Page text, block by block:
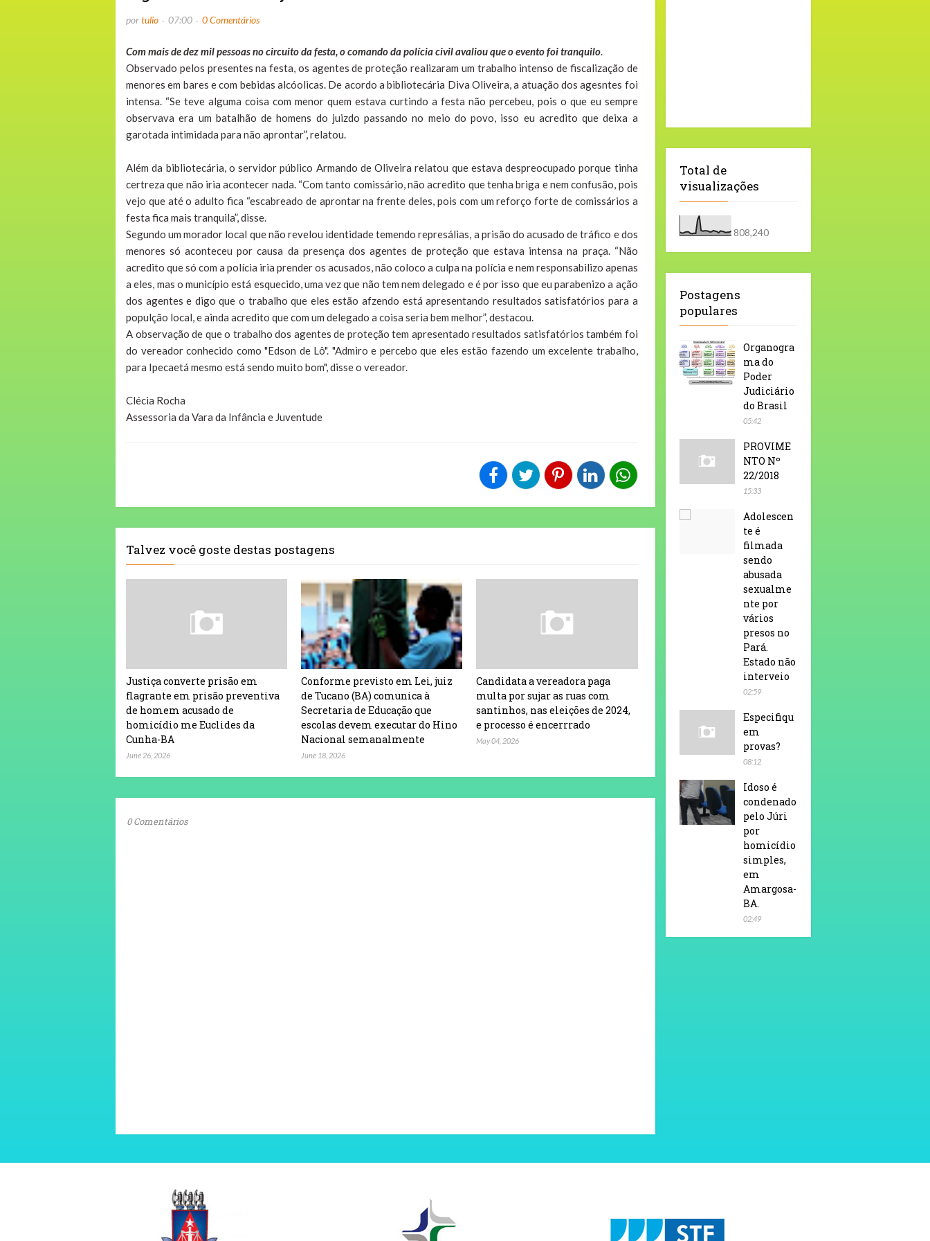
portulio 07:00 0 Comentários
Com mais de dez mil pessoas no circuito da festa, o comando da polícia civil avaliou que o evento foi tranquilo.
Observado pelos presentes na festa, os agentes de proteção realizaram um trabalho intenso de fiscalização de
menores em bares e com bebidas alcóolicas. De acordo a bibliotecária Diva Oliveira, a atuação dos agesntes foi
intensa. “Se teve alguma coisa com menor quem estava curtindo a festa não percebeu, pois o que eu sempre
observava era um batalhão de homens do juizdo passando no meio do povo, isso eu acredito que deixa a
garotada intimidada para não aprontar”, relatou.
Além da bibliotecária, o servidor público Armando de Oliveira relatou que estava despreocupado porque tinha
certreza que não iria acontecer nada. “Com tanto comissário, não acredito que tenha briga e nem confusão, pois
vejo que até o adulto fica “escabreado de aprontar na frente deles, pois com um reforço forte de comissários a
festa fica mais tranquila”, disse.
Segundo um morador local que não revelou identidade temendo represálias, a prisão do acusado de tráfico e dos
menores só aconteceu por causa da presença dos agentes de proteção que estava intensa na praça. “Não
acredito que só com a polícia iria prender os acusados, não coloco a culpa na polícia e nem responsabilizo apenas
a eles, mas o município está esquecido, uma vez que não tem nem delegado e é por isso que eu parabenizo a ação
dos agentes e digo que o trabalho que eles estão afzendo está apresentando resultados satisfatórios para a
populção local, e ainda acredito que com um delegado a coisa seria bem melhor”, destacou.
A observação de que o trabalho dos agentes de proteção tem apresentado resultados satisfatórios também foi
do vereador conhecido como "Edson de Lô". "Admiro e percebo que eles estão fazendo um excelente trabalho,
para Ipecaetá mesmo está sendo muito bom", disse o vereador.
Clécia Rocha
Assessoria da Vara da Infância e Juventude
Talvez você goste destas postagens
Justiça converte prisão em
flagrante em prisão preventiva
de homem acusado de
homicídio me Euclides da
Cunha-BA
June 26, 2026
Conforme previsto em Lei, juiz
de Tucano (BA) comunica à
Secretaria de Educação que
escolas devem executar do Hino
Nacional semanalmente
June 18, 2026
Candidata a vereadora paga
multa por sujar as ruas com
santinhos, nas eleições de 2024,
e processo é encerrrado
May 04, 2026
0 Comentários
Total de
visualizações
808,240
Postagens
populares
Organogra
ma do
Poder
Judiciário
do Brasil
05:42
PROVIME
NTO Nº
22/2018
15:33
Adolescen
te é
filmada
sendo
abusada
sexualme
nte por
vários
presos no
Pará.
Estado não
interveio
02:59
Especifiqu
em
provas?
08:12
Idoso é
condenado
pelo Júri
por
homicídio
simples,
em
Amargosa-
BA.
02:49